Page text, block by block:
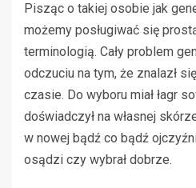
Pisząc o takiej osobie jak
możemy posługiwać się
terminologią. Cały problem
odczuciu na tym, że znalazł
czasie. Do wyboru miał łagr
doświadczył na własnej
w nowej bądź co bądź
osądzi czy wybrał dobrze.